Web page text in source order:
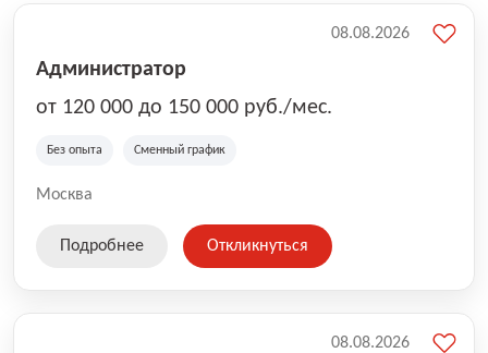
Администратор
от 120 000 до 150 000 руб./мес.
Без опыта Сменный график
Москва
08.08.2026
Подробнее Откликнуться
08.08.2026